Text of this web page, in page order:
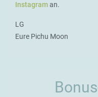
Instagraman.
LG
Eure Pichu Moon